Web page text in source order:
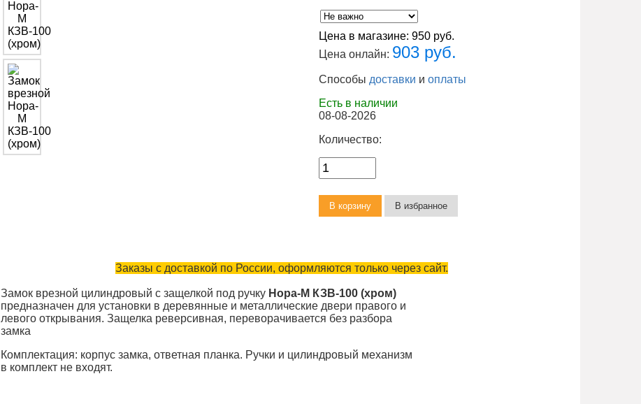
Цена в магазине:950 руб.
Цена онлайн: 903 руб.
Способы доставки иоплаты
Есть в наличии
08-08-2026
Количество:
Заказы с доставкой по России, оформляются только через сайт.
Замок врезной цилиндровый с защелкой под ручку Нора-М КЗВ-100 (хром)
предназначен для установки в деревянные и металлические двери правого и
левого открывания. Защелка реверсивная, переворачивается без разбора
замка
Комплектация: корпус замка, ответная планка. Ручки и цилиндровый механизм
в комплект не входят.